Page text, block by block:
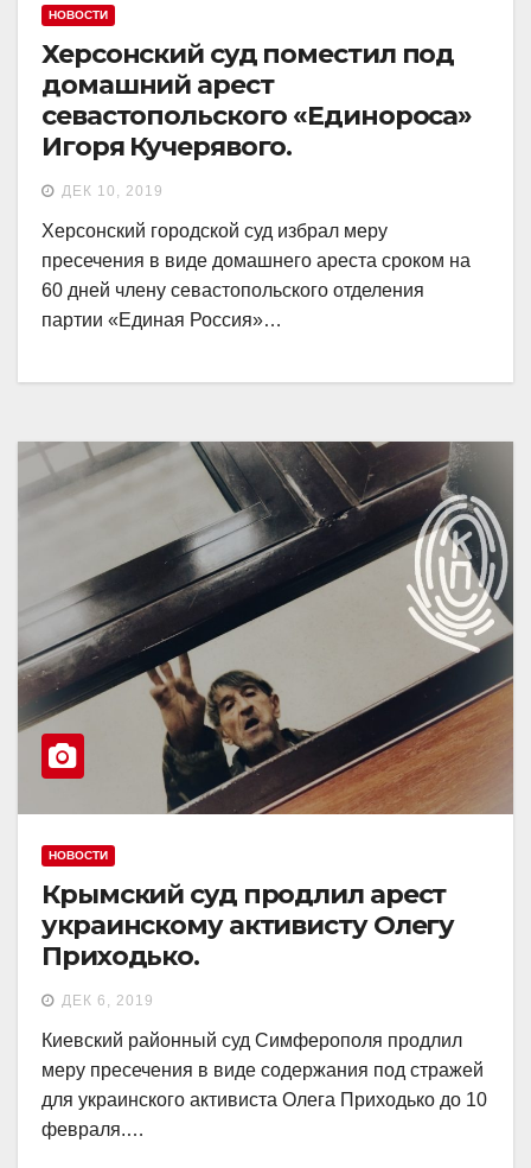
НОВОСТИ
Херсонский суд поместил под
домашний арест
севастопольского «Единороса»
Игоря Кучерявого.
ДЕК 10, 2019
Херсонский городской суд избрал меру
пресечения в виде домашнего ареста сроком на
60 дней члену севастопольского отделения
партии «Единая Россия»…
НОВОСТИ
Крымский суд продлил арест
украинскому активисту Олегу
Приходько.
ДЕК 6, 2019
Киевский районный суд Симферополя продлил
меру пресечения в виде содержания под стражей
для украинского активиста Олега Приходько до 10
февраля.…